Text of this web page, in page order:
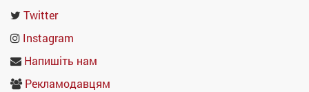
Twitter
Instagram
Напишіть нам
Рекламодавцям